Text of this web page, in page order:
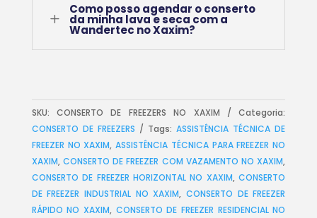
L
Como posso agendar o conserto
da minha lava e seca com a
Wandertec no Xaxim?
SKU:CONSERTO DE FREEZERS NO XAXIM
Categoria:
CONSERTO DE FREEZERS
Tags:ASSISTÊNCIA TÉCNICA DE
FREEZER NO XAXIM,ASSISTÊNCIA TÉCNICA PARA FREEZER NO
XAXIM, CONSERTO DE FREEZER COM VAZAMENTO NO XAXIM,
CONSERTO DE FREEZER HORIZONTAL NO XAXIM,CONSERTO
DE FREEZER INDUSTRIAL NO XAXIM, CONSERTO DE FREEZER
RÁPIDO NO XAXIM, CONSERTO DE FREEZER RESIDENCIAL NO